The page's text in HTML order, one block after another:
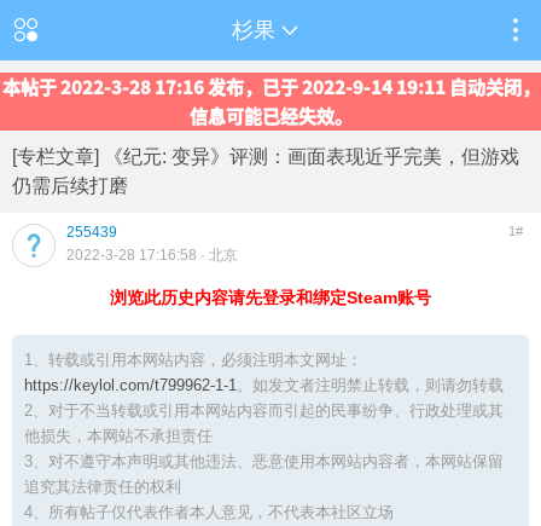
杉果
本帖于 2022-3-28 17:16 发布，已于 2022-9-14 19:11 自动关闭，
信息可能已经失效。
[专栏文章] 《纪元: 变异》评测：画面表现近乎完美，但游戏
仍需后续打磨
255439 1#
2022-3-28 17:16:58 · 北京
浏览此历史内容请先登录和绑定Steam账号
1、转载或引用本网站内容，必须注明本文网址：
https://keylol.com/t799962-1-1。如发文者注明禁止转载，则请勿转载
2、对于不当转载或引用本网站内容而引起的民事纷争、行政处理或其
他损失，本网站不承担责任
3、对不遵守本声明或其他违法、恶意使用本网站内容者，本网站保留
追究其法律责任的权利
4、所有帖子仅代表作者本人意见，不代表本社区立场